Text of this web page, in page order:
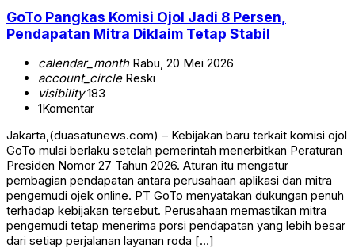
GoTo Pangkas Komisi Ojol Jadi 8 Persen,
Pendapatan Mitra Diklaim Tetap Stabil
calendar_monthRabu, 20 Mei 2026
account_circleReski
visibility183
1Komentar
Jakarta,(duasatunews.com) – Kebijakan baru terkait komisi ojol
GoTo mulai berlaku setelah pemerintah menerbitkan Peraturan
Presiden Nomor 27 Tahun 2026. Aturan itu mengatur
pembagian pendapatan antara perusahaan aplikasi dan mitra
pengemudi ojek online. PT GoTo menyatakan dukungan penuh
terhadap kebijakan tersebut. Perusahaan memastikan mitra
pengemudi tetap menerima porsi pendapatan yang lebih besar
dari setiap perjalanan layanan roda […]